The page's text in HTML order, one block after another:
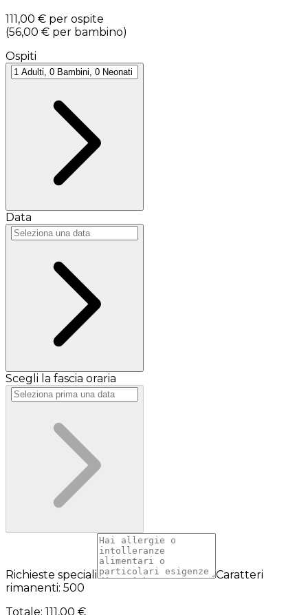
111,00 € per ospite
(56,00 € per bambino)
Ospiti
Data
Scegli la fascia oraria
Richieste speciali
Caratteri
rimanenti: 500
Totale: 111,00 €